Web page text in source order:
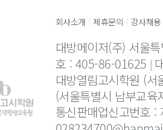
회사소개 | 제휴문의 | 강사채용
대방메이저(주) 서울
호 : 405-86-01625
대방열림고시학원 (
(서울특별시 남부교
통신판매업신고번호